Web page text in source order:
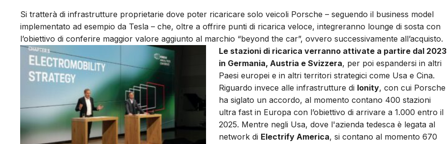
Si tratterà di infrastrutture proprietarie dove poter ricaricare solo veicoli Porsche – seguendo il business model
implementato ad esempio da Tesla – che, oltre a offrire punti di ricarica veloce, integreranno lounge di sosta con
l’obiettivo di conferire maggior valore aggiunto al marchio “beyond the car”, ovvero successivamente all’acquisto.
Le stazioni di ricarica verranno attivate a partire dal 2023
in Germania, Austria e Svizzera, per poi espandersi in altri
Paesi europei e in altri territori strategici come Usa e Cina.
Riguardo invece alle infrastrutture di Ionity, con cui Porsche
ha siglato un accordo, al momento contano 400 stazioni
ultra fast in Europa con l’obiettivo di arrivare a 1.000 entro il
2025. Mentre negli Usa, dove l'azienda tedesca è legata al
network di Electrify America, si contano al momento 670